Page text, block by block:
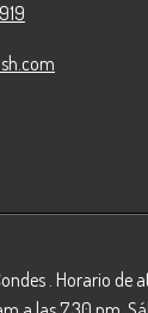
. Horario de